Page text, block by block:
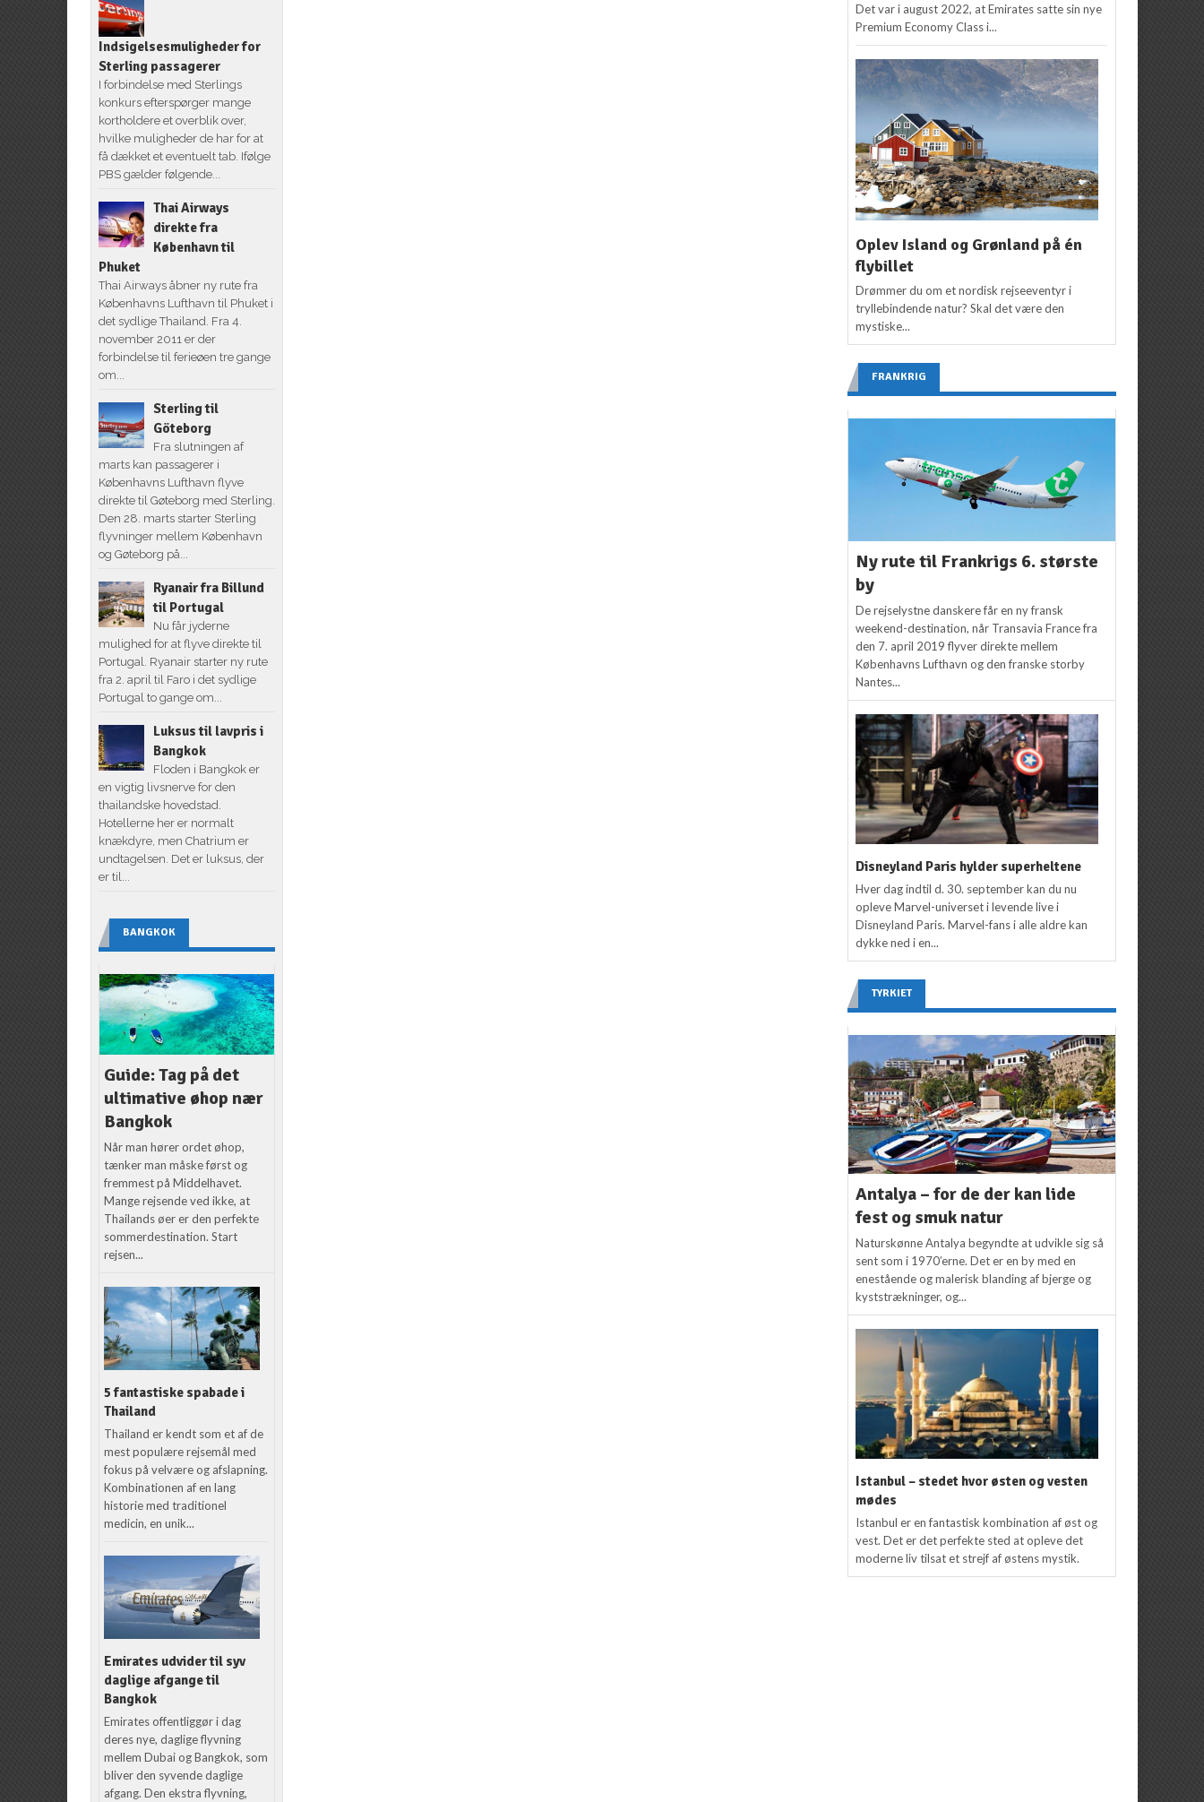
Indsigelsesmuligheder for
Sterling passagerer
I forbindelse med Sterlings
konkurs efterspørger mange
kortholdere et overblik over,
hvilke muligheder de har for at
få dækket et eventuelt tab. Ifølge
PBS gælder følgende...
Thai Airways
direkte fra
København til
Phuket
Thai Airways åbner ny rute fra
Københavns Lufthavn til Phuket i
det sydlige Thailand. Fra 4.
november 2011 er der
forbindelse til ferieøen tre gange
om...
Sterling til
Göteborg
Fra slutningen af
marts kan passagerer i
Københavns Lufthavn flyve
direkte til Gøteborg med Sterling.
Den 28. marts starter Sterling
flyvninger mellem København
og Gøteborg på...
Ryanair fra Billund
til Portugal
Nu får jyderne
mulighed for at flyve direkte til
Portugal. Ryanair starter ny rute
fra 2. april til Faro i det sydlige
Portugal to gange om...
Luksus til lavpris i
Bangkok
Floden i Bangkok er
en vigtig livsnerve for den
thailandske hovedstad.
Hotellerne her er normalt
knækdyre, men Chatrium er
undtagelsen. Det er luksus, der
er til...
BANGKOK
Guide: Tag på det
ultimative øhop nær
Bangkok
Når man hører ordet øhop,
tænker man måske først og
fremmest på Middelhavet.
Mange rejsende ved ikke, at
Thailands øer er den perfekte
sommerdestination. Start
rejsen...
5 fantastiske spabade i
Thailand
Thailand er kendt som et af de
mest populære rejsemål med
fokus på velvære og afslapning.
Kombinationen af en lang
historie med traditionel
medicin, en unik...
Emirates udvider til syv
daglige afgange til
Bangkok
Emirates offentliggør i dag
deres nye, daglige flyvning
mellem Dubai og Bangkok, som
bliver den syvende daglige
afgang. Den ekstra flyvning,
Det var i august 2022, at Emirates satte sin nye
Premium Economy Class i...
Oplev Island og Grønland på én
flybillet
Drømmer du om et nordisk rejseeventyr i
tryllebindende natur? Skal det være den
mystiske...
FRANKRIG
Ny rute til Frankrigs 6. største
by
De rejselystne danskere får en ny fransk
weekend-destination, når Transavia France fra
den 7. april 2019 flyver direkte mellem
Københavns Lufthavn og den franske storby
Nantes...
Disneyland Paris hylder superheltene
Hver dag indtil d. 30. september kan du nu
opleve Marvel-universet i levende live i
Disneyland Paris. Marvel-fans i alle aldre kan
dykke ned i en...
TYRKIET
Antalya – for de der kan lide
fest og smuk natur
Naturskønne Antalya begyndte at udvikle sig så
sent som i 1970’erne. Det er en by med en
enestående og malerisk blanding af bjerge og
kyststrækninger, og...
Istanbul – stedet hvor østen og vesten
mødes
Istanbul er en fantastisk kombination af øst og
vest. Det er det perfekte sted at opleve det
moderne liv tilsat et strejf af østens mystik.